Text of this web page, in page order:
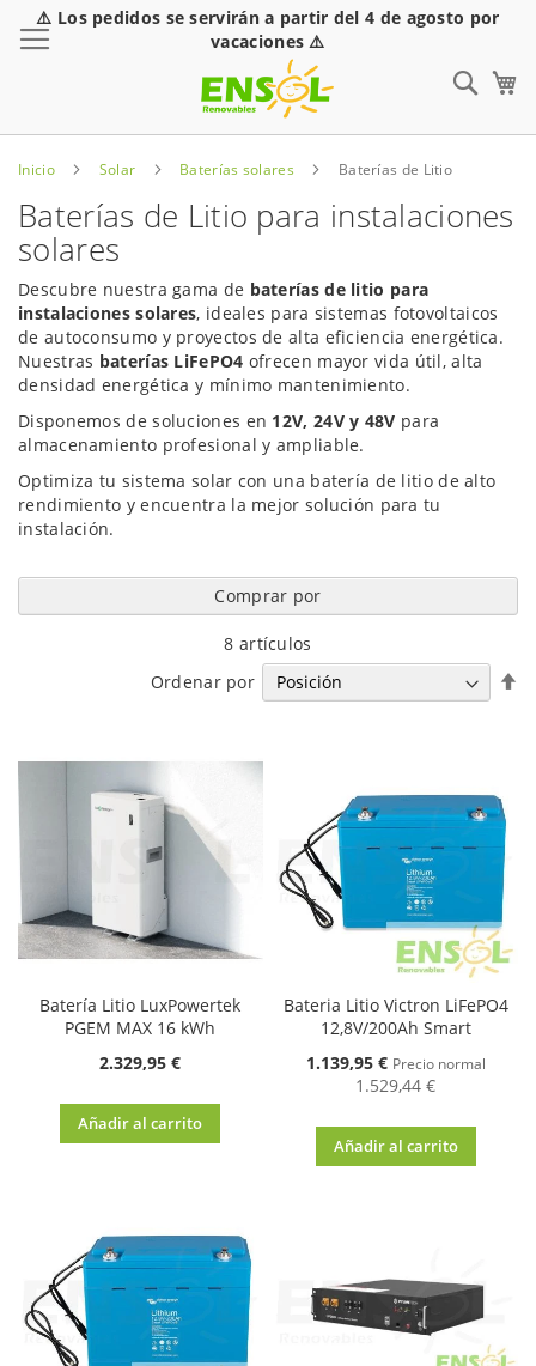
⚠️ Los pedidos se servirán a partir del 4 de agosto por
vacaciones ⚠️
Inicio Solar Baterías solares Baterías de Litio
Baterías de Litio para instalaciones
solares
Descubre nuestra gama de baterías de litio para
instalaciones solares, ideales para sistemas fotovoltaicos
de autoconsumo y proyectos de alta eficiencia energética.
Nuestras baterías LiFePO4 ofrecen mayor vida útil, alta
densidad energética y mínimo mantenimiento.
Disponemos de soluciones en 12V, 24V y 48V para
almacenamiento profesional y ampliable.
Optimiza tu sistema solar con una batería de litio de alto
rendimiento y encuentra la mejor solución para tu
instalación.
8 artículos
Ordenar por
Batería Litio LuxPowertek
PGEM MAX 16 kWh
2.329,95 €
Añadir al carrito
Bateria Litio Victron LiFePO4
12,8V/200Ah Smart
Oferta
1.139,95 € Precio normal
1.529,44 €
Añadir al carrito
Comprar por